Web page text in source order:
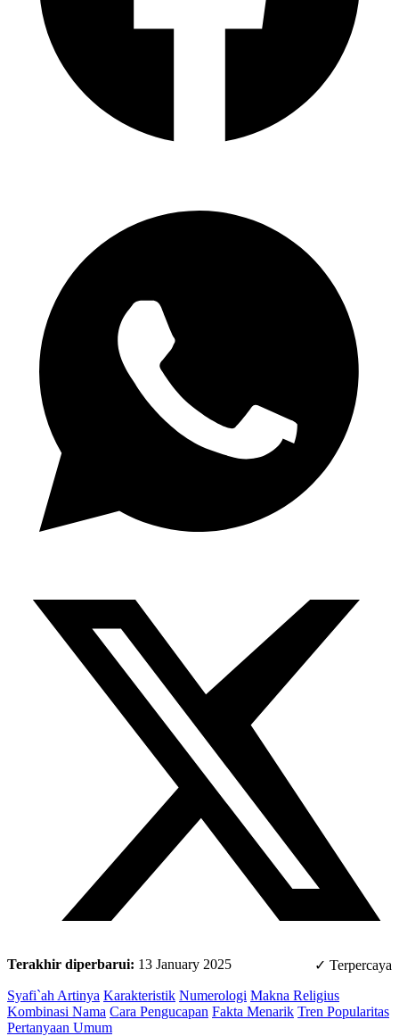
Terakhir diperbarui: 13 January 2025
✓ Terpercaya
Syafi`ah Artinya Karakteristik Numerologi Makna Religius
Kombinasi Nama Cara Pengucapan Fakta Menarik Tren Popularitas
Pertanyaan Umum